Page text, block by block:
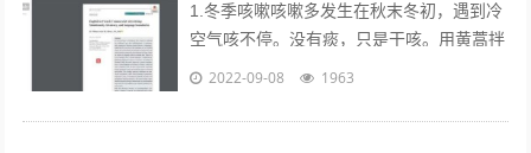
1.冬季咳嗽咳嗽多发生在秋末冬初，遇到冷
空气咳不停。没有痰，只是干咳。用黄蒿拌
上鸡蛋，搅匀。用香油来煎鸡蛋。然后趁热
2022-09-08 1963